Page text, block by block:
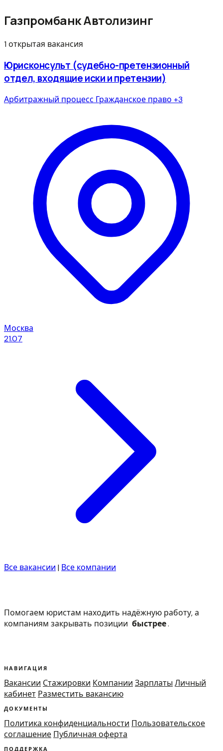
Газпромбанк Автолизинг
1 открытая вакансия
Юрисконсульт (судебно-претензионный
отдел, входящие иски и претензии)
Арбитражный процесс Гражданское право +3
Москва
21.07
Все вакансии | Все компании
Помогаем юристам находить надёжную работу, а
компаниям закрывать позиции быстрее.
НАВИГАЦИЯ
Вакансии Стажировки Компании Зарплаты Личный
кабинет Разместить вакансию
ДОКУМЕНТЫ
Политика конфиденциальности Пользовательское
соглашение Публичная оферта
ПОДДЕРЖКА